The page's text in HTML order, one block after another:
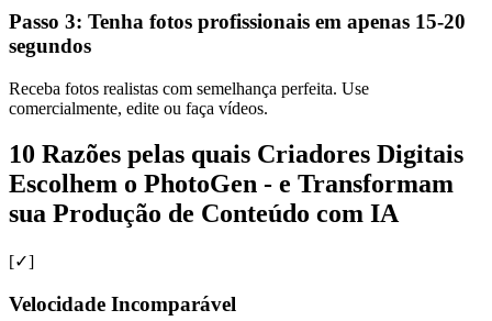
Passo 3: Tenha fotos profissionais em apenas 15-20
segundos
Receba fotos realistas com semelhança perfeita. Use
comercialmente, edite ou faça vídeos.
10 Razões pelas quais Criadores Digitais
Escolhem o PhotoGen - e Transformam
sua Produção de Conteúdo com IA
[✓]
Velocidade Incomparável